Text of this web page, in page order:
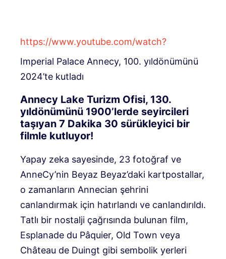
https://www.youtube.com/watch?
Imperial Palace Annecy, 100. yıldönümünü
2024’te kutladı
Annecy Lake Turizm Ofisi, 130.
yıldönümünü 1900’lerde seyircileri
taşıyan 7 Dakika 30 sürükleyici bir
filmle kutluyor!
Yapay zeka sayesinde, 23 fotoğraf ve
AnneCy’nin Beyaz Beyaz’daki kartpostallar,
o zamanların Annecian şehrini
canlandırmak için hatırlandı ve canlandırıldı.
Tatlı bir nostalji çağrısında bulunan film,
Esplanade du Pâquier, Old Town veya
Château de Duingt gibi sembolik yerleri